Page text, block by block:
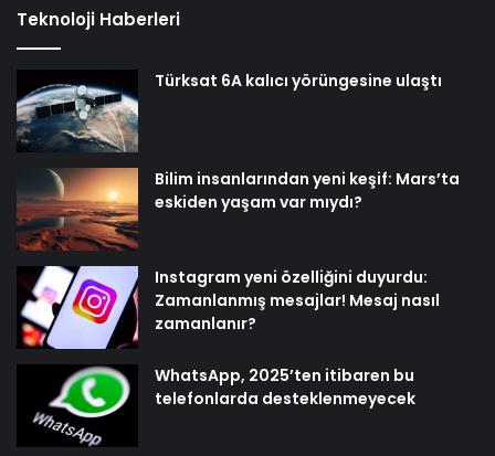
Teknoloji Haberleri
Türksat 6A kalıcı yörüngesine ulaştı
Bilim insanlarından yeni keşif: Mars’ta
eskiden yaşam var mıydı?
Instagram yeni özelliğini duyurdu:
Zamanlanmış mesajlar! Mesaj nasıl
zamanlanır?
WhatsApp, 2025’ten itibaren bu
telefonlarda desteklenmeyecek